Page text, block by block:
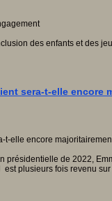
des enfants et des
sera-t-elle encore
présidentielle de 2022,
plusieurs fois revenu